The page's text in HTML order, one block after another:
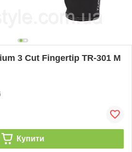
3 Cut Fingertip TR-301 М
Купити